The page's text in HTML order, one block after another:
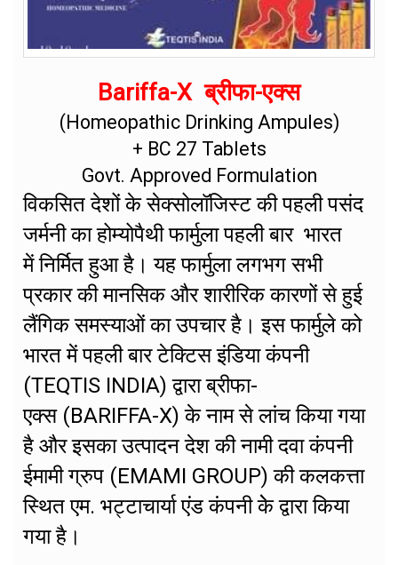
Bariffa-X ब्रीफा-एक्स
(Homeopathic Drinking Ampules)
+ BC 27 Tablets
Govt. Approved Formulation
विकसित देशों के सेक्सोलॉजिस्ट की पहली पसंद
जर्मनी का होम्योपैथी फार्मुला पहली बार भारत
में निर्मित हुआ है। यह फार्मुला लगभग सभी
प्रकार की मानसिक और शारीरिक कारणों से हुई
लैंगिक समस्याओं का उपचार है। इस फार्मुले को
भारत में पहली बार टेक्टिस इंडिया कंपनी
(TEQTIS INDIA) द्वारा ब्रीफा-
एक्स (BARIFFA-X) के नाम से लांच किया गया
है और इसका उत्पादन देश की नामी दवा कंपनी
ईमामी ग्रुप (EMAMI GROUP) की कलकत्ता
स्थित एम. भट्टाचार्या एंड कंपनी केे द्वारा किया
गया है।